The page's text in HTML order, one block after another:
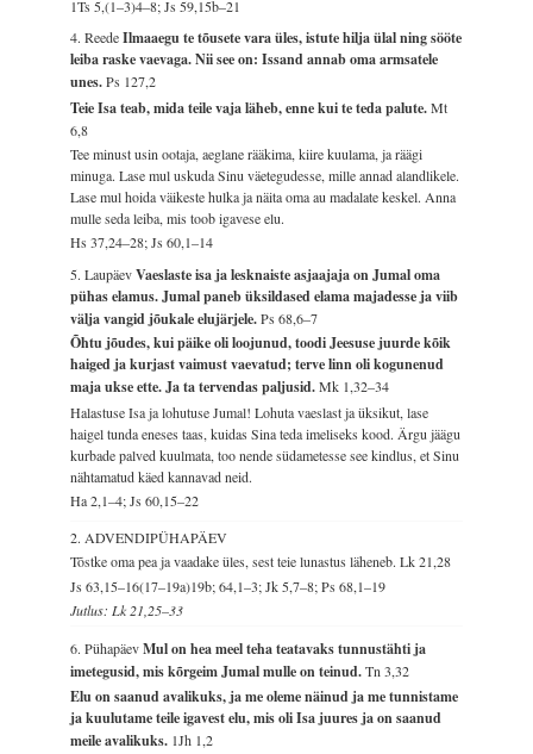
1Ts 5,(1–3)4–8; Js 59,15b–21
4. ReedeIlmaaegu te tõusete vara üles, istute hilja ülal ning sööte
leiba raske vaevaga. Nii see on: Issand annab oma armsatele
unes.Ps 127,2
Teie Isa teab, mida teile vaja läheb, enne kui te teda palute.Mt
6,8
Tee minust usin ootaja, aeglane rääkima, kiire kuulama, ja räägi
minuga. Lase mul uskuda Sinu väetegudesse, mille annad alandlikele.
Lase mul hoida väikeste hulka ja näita oma au madalate keskel. Anna
mulle seda leiba, mis toob igavese elu.
Hs 37,24–28; Js 60,1–14
5. LaupäevVaeslaste isa ja lesknaiste asjaajaja on Jumal oma
pühas elamus. Jumal paneb üksildased elama majadesse ja viib
välja vangid jõukale elujärjele.Ps 68,6–7
Õhtu jõudes, kui päike oli loojunud, toodi Jeesuse juurde kõik
haiged ja kurjast vaimust vaevatud; terve linn oli kogunenud
maja ukse ette. Ja ta tervendas paljusid.Mk 1,32–34
Halastuse Isa ja lohutuse Jumal! Lohuta vaeslast ja üksikut, lase
haigel tunda eneses taas, kuidas Sina teda imeliseks kood. Ärgu jäägu
kurbade palved kuulmata, too nende südametesse see kindlus, et Sinu
nähtamatud käed kannavad neid.
Ha 2,1–4; Js 60,15–22
2. ADVENDIPÜHAPÄEV
Tõstke oma pea ja vaadake üles, sest teie lunastus läheneb.Lk 21,28
Js 63,15–16(17–19a)19b; 64,1–3; Jk 5,7–8; Ps 68,1–19
Jutlus: Lk 21,25–33
6. PühapäevMul on hea meel teha teatavaks tunnustähti ja
imetegusid, mis kõrgeim Jumal mulle on teinud.Tn 3,32
Elu on saanud avalikuks, ja me oleme näinud ja me tunnistame
ja kuulutame teile igavest elu, mis oli Isa juures ja on saanud
meile avalikuks. 1Jh 1,2